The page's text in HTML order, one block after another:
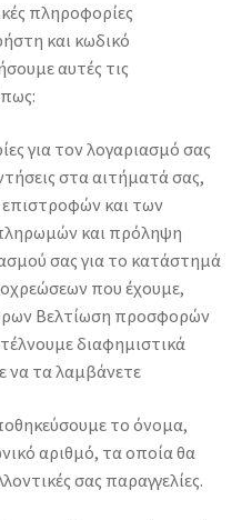
πληροφορίες
και κωδικό
αυτές τις
για τον λογαριασμό σας
στα αιτήματά σας,
και των
και πρόληψη
σας για το κατάστημά
που έχουμε,
Βελτίωση προσφορών
διαφημιστικά
να τα λαμβάνετε
το όνομα,
αριθμό, τα οποία θα
σας παραγγελίες.